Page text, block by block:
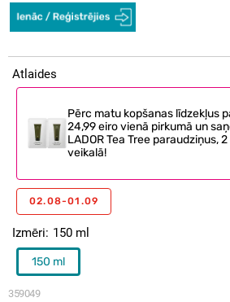
359049
Izmēri 150 ml
150 ml
Atlaides
Pērc matu kopšanas līdzekļus
24,99 eiro vienā pirkumā un
LADOR Tea Tree paraudziņus,
veikalā!
02.08-01.09